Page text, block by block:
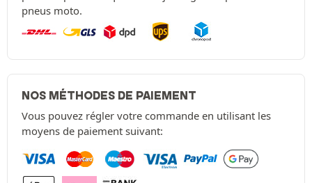
pneus moto.
NOS MÉTHODES DE PAIEMENT
Vous pouvez régler votre commande en utilisant les
moyens de paiement suivant: